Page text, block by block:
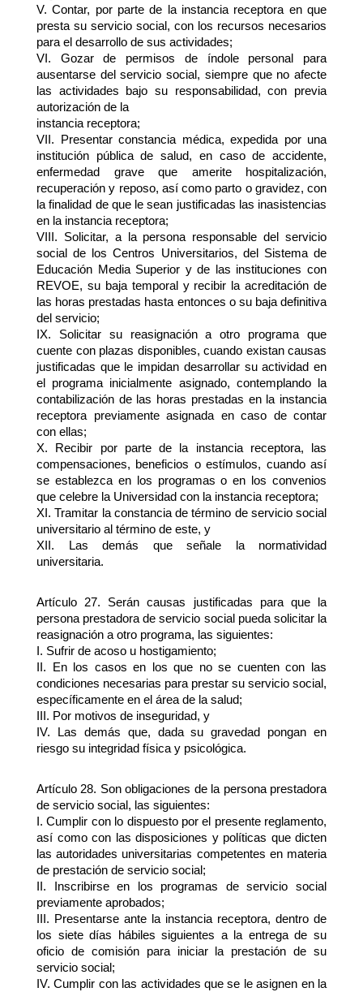
V. Contar, por parte de la instancia receptora en que
presta su servicio social, con los recursos necesarios
para el desarrollo de sus actividades;
VI. Gozar de permisos de índole personal para
ausentarse del servicio social, siempre que no afecte
las actividades bajo su responsabilidad, con previa
autorización de la
instancia receptora;
VII. Presentar constancia médica, expedida por una
institución pública de salud, en caso de accidente,
enfermedad grave que amerite hospitalización,
recuperación y reposo, así como parto o gravidez, con
la finalidad de que le sean justificadas las inasistencias
en la instancia receptora;
VIII. Solicitar, a la persona responsable del servicio
social de los Centros Universitarios, del Sistema de
Educación Media Superior y de las instituciones con
REVOE, su baja temporal y recibir la acreditación de
las horas prestadas hasta entonces o su baja definitiva
del servicio;
IX. Solicitar su reasignación a otro programa que
cuente con plazas disponibles, cuando existan causas
justificadas que le impidan desarrollar su actividad en
el programa inicialmente asignado, contemplando la
contabilización de las horas prestadas en la instancia
receptora previamente asignada en caso de contar
con ellas;
X. Recibir por parte de la instancia receptora, las
compensaciones, beneficios o estímulos, cuando así
se establezca en los programas o en los convenios
que celebre la Universidad con la instancia receptora;
XI. Tramitar la constancia de término de servicio social
universitario al término de este, y
XII. Las demás que señale la normatividad
universitaria.
Artículo 27. Serán causas justificadas para que la
persona prestadora de servicio social pueda solicitar la
reasignación a otro programa, las siguientes:
I. Sufrir de acoso u hostigamiento;
II. En los casos en los que no se cuenten con las
condiciones necesarias para prestar su servicio social,
específicamente en el área de la salud;
III. Por motivos de inseguridad, y
IV. Las demás que, dada su gravedad pongan en
riesgo su integridad física y psicológica.
Artículo 28. Son obligaciones de la persona prestadora
de servicio social, las siguientes:
I. Cumplir con lo dispuesto por el presente reglamento,
así como con las disposiciones y políticas que dicten
las autoridades universitarias competentes en materia
de prestación de servicio social;
II. Inscribirse en los programas de servicio social
previamente aprobados;
III. Presentarse ante la instancia receptora, dentro de
los siete días hábiles siguientes a la entrega de su
oficio de comisión para iniciar la prestación de su
servicio social;
IV. Cumplir con las actividades que se le asignen en la